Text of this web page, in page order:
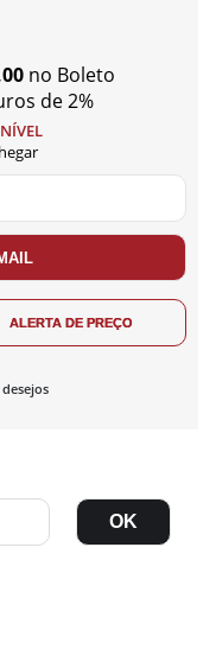
no Boleto
de 2%